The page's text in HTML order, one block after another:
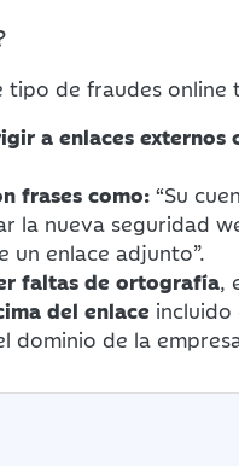
de fraudes
a enlaces externos
frases como: “Su
la nueva seguridad
un enlace adjunto”.
faltas de ortografía,
del enlace incluido
dominio de la